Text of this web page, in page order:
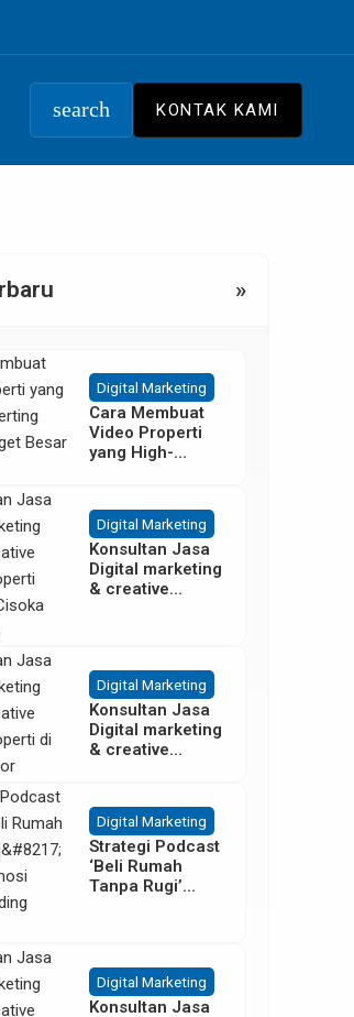
search KONTAK KAMI
»
Digital Marketing
Cara Membuat
Video Properti
yang High-
Besar
Digital Marketing
Konsultan Jasa
Digital marketing
& creative
Tangerang
Digital Marketing
Konsultan Jasa
Digital marketing
& creative
Digital Marketing
Strategi Podcast
‘Beli Rumah
Tanpa Rugi’
Digital Marketing
Konsultan Jasa